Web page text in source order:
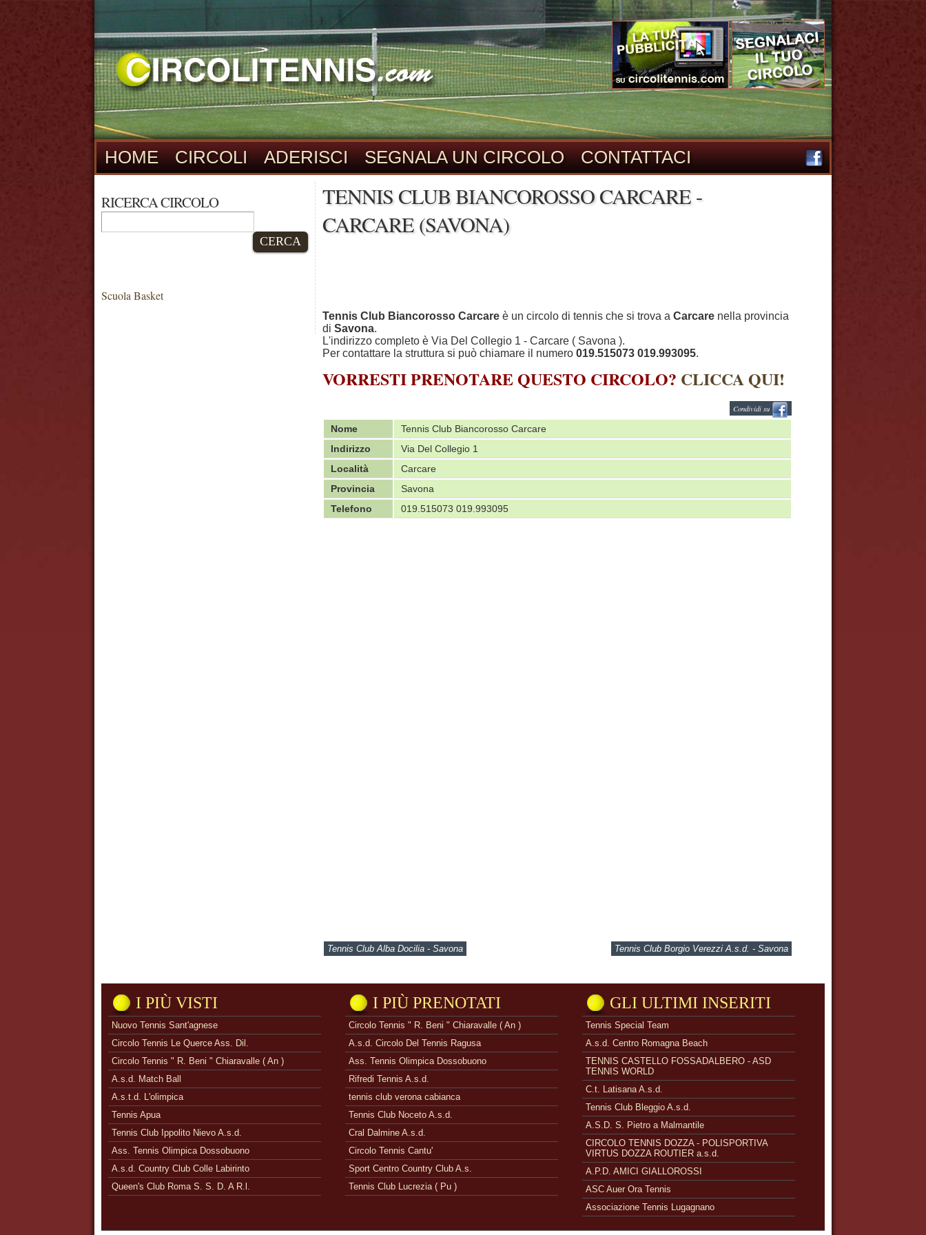
HOME CIRCOLI ADERISCI SEGNALA UN CIRCOLO CONTATTACI
RICERCA CIRCOLO
CERCA
Scuola Basket
TENNIS CLUB BIANCOROSSO CARCARE -
CARCARE (SAVONA)
Tennis Club Biancorosso Carcare è un circolo di tennis che si trova a Carcare nella provincia
di Savona.
L'indirizzo completo è Via Del Collegio 1 - Carcare ( Savona ).
Per contattare la struttura si può chiamare il numero 019.515073 019.993095.
VORRESTI PRENOTARE QUESTO CIRCOLO? CLICCA QUI!
Condividi su
Nome
Tennis Club Biancorosso Carcare
Indirizzo
Via Del Collegio 1
Località
Carcare
Provincia
Savona
Telefono
019.515073 019.993095
Tennis Club Alba Docilia - Savona Tennis Club Borgio Verezzi A.s.d. - Savona
I PIÙ VISTI
Nuovo Tennis Sant'agnese
Circolo Tennis Le Querce Ass. Dil.
Circolo Tennis " R. Beni " Chiaravalle ( An )
A.s.d. Match Ball
A.s.t.d. L'olimpica
Tennis Apua
Tennis Club Ippolito Nievo A.s.d.
Ass. Tennis Olimpica Dossobuono
A.s.d. Country Club Colle Labirinto
Queen's Club Roma S. S. D. A R.l.
I PIÙ PRENOTATI
Circolo Tennis " R. Beni " Chiaravalle ( An )
A.s.d. Circolo Del Tennis Ragusa
Ass. Tennis Olimpica Dossobuono
Rifredi Tennis A.s.d.
tennis club verona cabianca
Tennis Club Noceto A.s.d.
Cral Dalmine A.s.d.
Circolo Tennis Cantu'
Sport Centro Country Club A.s.
Tennis Club Lucrezia ( Pu )
GLI ULTIMI INSERITI
Tennis Special Team
A.s.d. Centro Romagna Beach
TENNIS CASTELLO FOSSADALBERO - ASD
TENNIS WORLD
C.t. Latisana A.s.d.
Tennis Club Bleggio A.s.d.
A.S.D. S. Pietro a Malmantile
CIRCOLO TENNIS DOZZA - POLISPORTIVA
VIRTUS DOZZA ROUTIER a.s.d.
A.P.D. AMICI GIALLOROSSI
ASC Auer Ora Tennis
Associazione Tennis Lugagnano